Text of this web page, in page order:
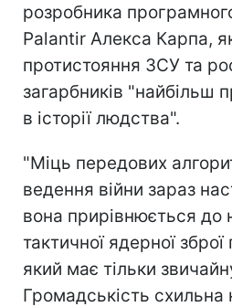
розробника
Palantir Алекса Карпа,
протистояння ЗСУ та
загарбників "найбільш
в історії людства".
"Міць передових
ведення війни зараз
вона прирівнюється до
тактичної ядерної
який має тільки
Громадськість схильна